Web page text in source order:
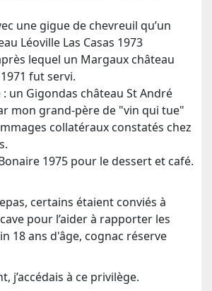
une gigue de chevreuil qu’un
Léoville Las Casas 1973
lequel un Margaux château
fut servi.
un Gigondas château St André
mon grand-père de "vin qui tue"
collatéraux constatés chez
1975 pour le dessert et café.
certains étaient conviés à
pour l’aider à rapporter les
18 ans d'âge, cognac réserve
j’accédais à ce privilège.